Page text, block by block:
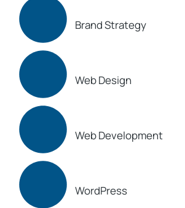
Brand Strategy
Web Design
Web Development
WordPress